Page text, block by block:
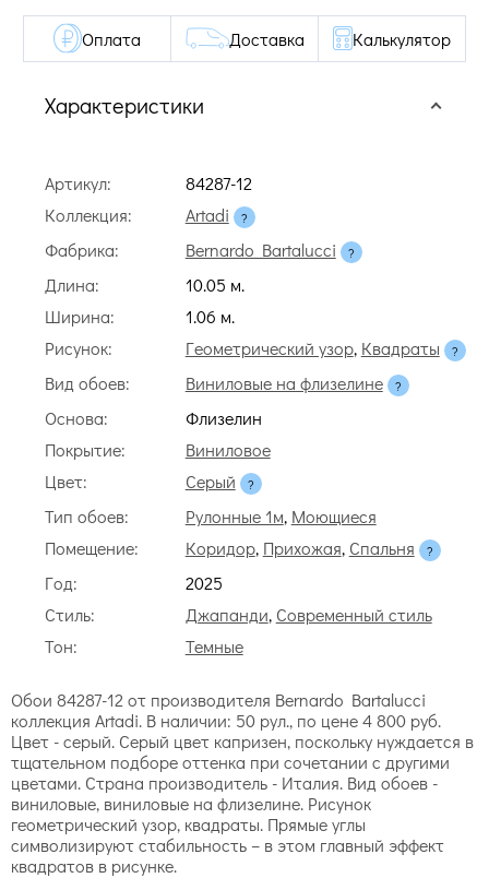
Характеристики
Артикул:
84287-12
Коллекция:
Artadi
Фабрика:
Bernardo Bartalucci
Длина:
10.05 м.
Ширина:
1.06 м.
Рисунок:
Геометрический узор, Квадраты
Вид обоев:
Виниловые на флизелине
Основа:
Флизелин
Покрытие:
Виниловое
Цвет:
Серый
Тип обоев:
Рулонные 1м, Моющиеся
Помещение:
Коридор, Прихожая, Спальня
Год:
2025
Стиль:
Джапанди, Современный стиль
Тон:
Темные
Оплата Доставка Калькулятор
Обои 84287-12 от производителя Bernardo Bartalucci
коллекция Artadi. В наличии: 50 рул., по цене 4 800 руб.
Цвет - серый. Серый цвет капризен, поскольку нуждается в
тщательном подборе оттенка при сочетании с другими
цветами. Страна производитель - Италия. Вид обоев -
виниловые, виниловые на флизелине. Рисунок
геометрический узор, квадраты. Прямые углы
символизируют стабильность – в этом главный эффект
квадратов в рисунке.